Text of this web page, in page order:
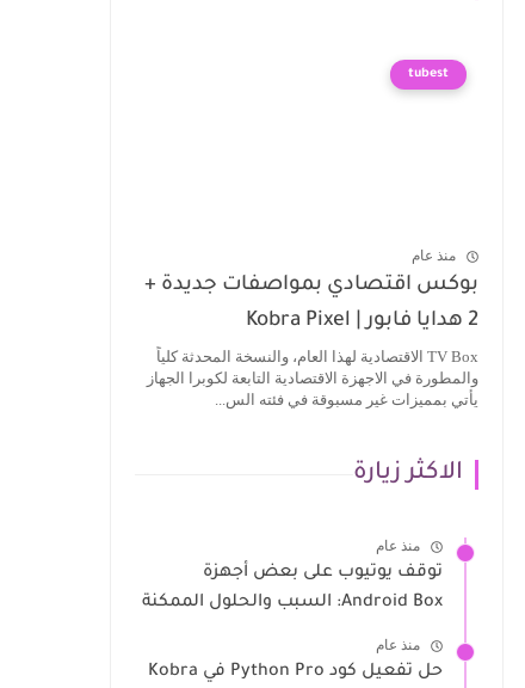
tubest
منذ عام
بوكس اقتصادي بمواصفات جديدة +
2 هدايا فابور | Kobra Pixel
TV Box الاقتصادية لهذا العام، والنسخة المحدثة كلياً
والمطورة في الاجهزة الاقتصادية التابعة لكوبرا الجهاز
يأتي بمميزات غير مسبوقة في فئته الس...
الاكثر زيارة
منذ عام
توقف يوتيوب على بعض أجهزة
Android Box: السبب والحلول الممكنة
منذ عام
حل تفعيل كود Python Pro في Kobra